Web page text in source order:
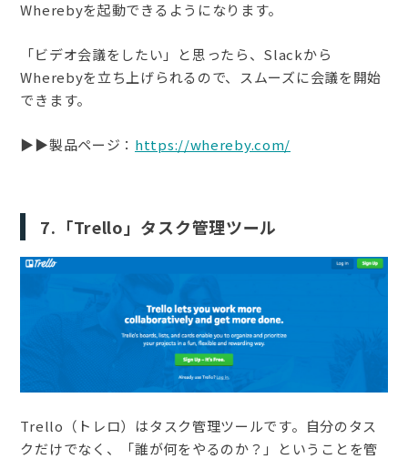
Wherebyを起動できるようになります。
「ビデオ会議をしたい」と思ったら、Slackから
Wherebyを立ち上げられるので、スムーズに会議を開始
できます。
▶︎▶︎製品ページ： https://whereby.com/
7.「Trello」タスク管理ツール
Trello（トレロ）はタスク管理ツールです。自分のタス
クだけでなく、「誰が何をやるのか？」ということを管